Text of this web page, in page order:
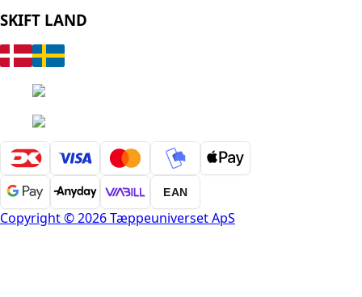
SKIFT LAND
EAN
Copyright © 2026 Tæppeuniverset ApS